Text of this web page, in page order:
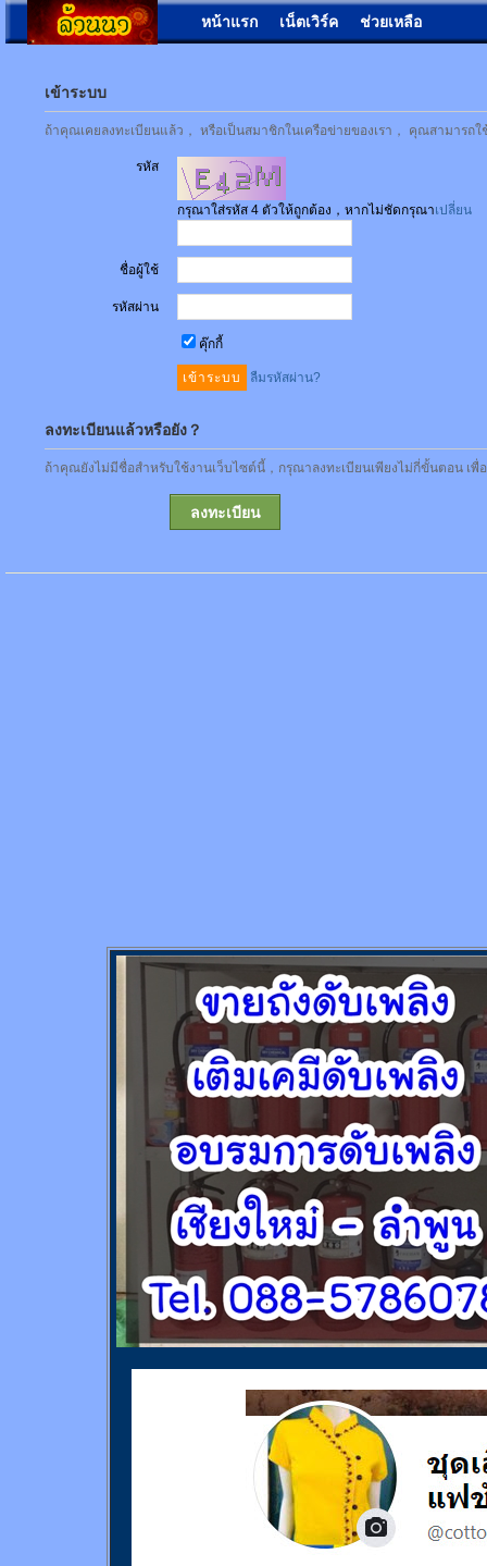
หน้าแรก เน็ตเวิร์ค ช่วยเหลือ
เข้าระบบ
ถ้าคุณเคยลงทะเบียนแล้ว， หรือเป็นสมาชิกในเครือข่ายของเรา， คุณสามาร
รหัส
กรุณาใส่รหัส 4 ตัวให้ถูกต้อง，หากไม่ชัดกรุณาเปลี่ยน
ชื่อผู้ใช้
รหัสผ่าน
คุ๊กกี้
ลืมรหัสผ่าน?
ลงทะเบียนแล้วหรือยัง？
ถ้าคุณยังไม่มีชื่อสำหรับใช้งานเว็บไซต์นี้，กรุณาลงทะเบียนเพียงไม่กี่ขั้นตอน เพื่
ลงทะเบียน